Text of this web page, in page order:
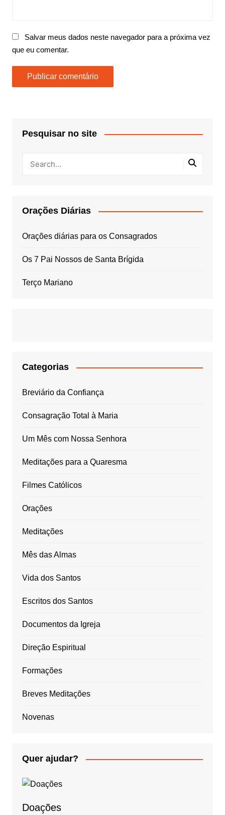
Salvar meus dados neste navegador para a próxima vez
que eu comentar.
Pesquisar no site
Orações Diárias
Orações diárias para os Consagrados
Os 7 Pai Nossos de Santa Brígida
Terço Mariano
Categorias
Breviário da Confiança
Consagração Total à Maria
Um Mês com Nossa Senhora
Meditações para a Quaresma
Filmes Católicos
Orações
Meditações
Mês das Almas
Vida dos Santos
Escritos dos Santos
Documentos da Igreja
Direção Espiritual
Formações
Breves Meditações
Novenas
Quer ajudar?
Doações